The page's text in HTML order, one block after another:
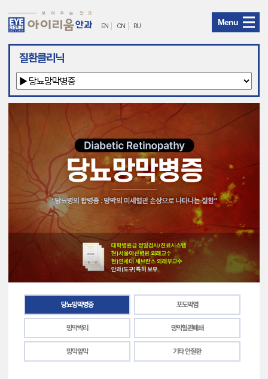
아
리
EN CN RU Menu
질환클리닉
당뇨망막병증 포도막염
망막박리 망막혈관폐쇄
망막앞막 기타 안질환